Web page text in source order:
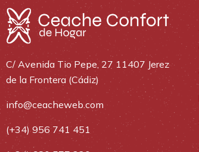
C/ Avenida Tio Pepe, 27 11407 Jerez
de la Frontera (Cádiz)
info@ceacheweb.com
(+34) 956 741 451